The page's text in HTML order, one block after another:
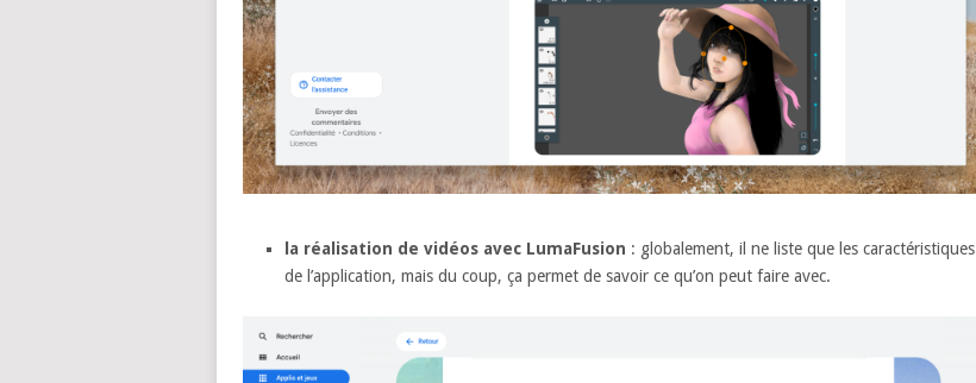
la réalisation de vidéos avec LumaFusion : globalement, il ne liste que les caractéristiques
de l’application, mais du coup, ça permet de savoir ce qu’on peut faire avec.